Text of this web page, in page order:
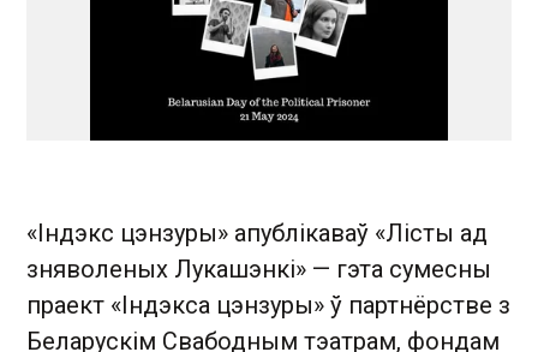
«Індэкс цэнзуры» апублікаваў «Лісты ад
зняволеных Лукашэнкі» — гэта сумесны
праект «Індэкса цэнзуры» ў партнёрстве з
Беларускім Свабодным тэатрам, фондам